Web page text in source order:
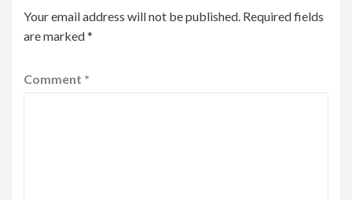
Your email address will not be published. Required fields
are marked*
Comment *